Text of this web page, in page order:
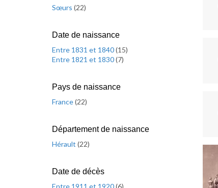
Sœurs (22)
Date de naissance
Entre 1831 et 1840(15)
Entre 1821 et 1830(7)
Pays de naissance
France(22)
Département de naissance
Hérault (22)
Date de décès
Entre 1911 et 1920(6)